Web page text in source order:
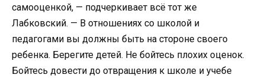
самооценкой, — подчеркивает всё тот же
Лабковский. — В отношениях со школой и
педагогами вы должны быть на стороне своего
ребенка. Берегите детей. Не бойтесь плохих оценок.
Бойтесь довести до отвращения к школе и учебе